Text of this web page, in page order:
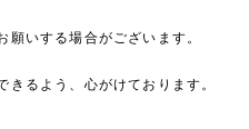
願いする場合がございます。
るよう、心がけております。